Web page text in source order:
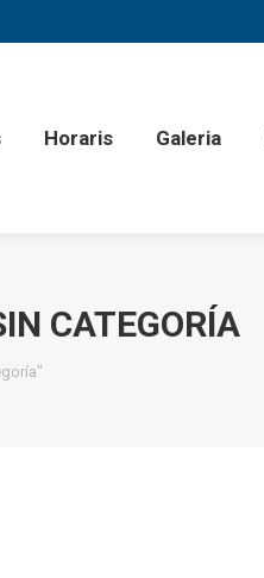
Horaris Galeria
CATEGORÍA